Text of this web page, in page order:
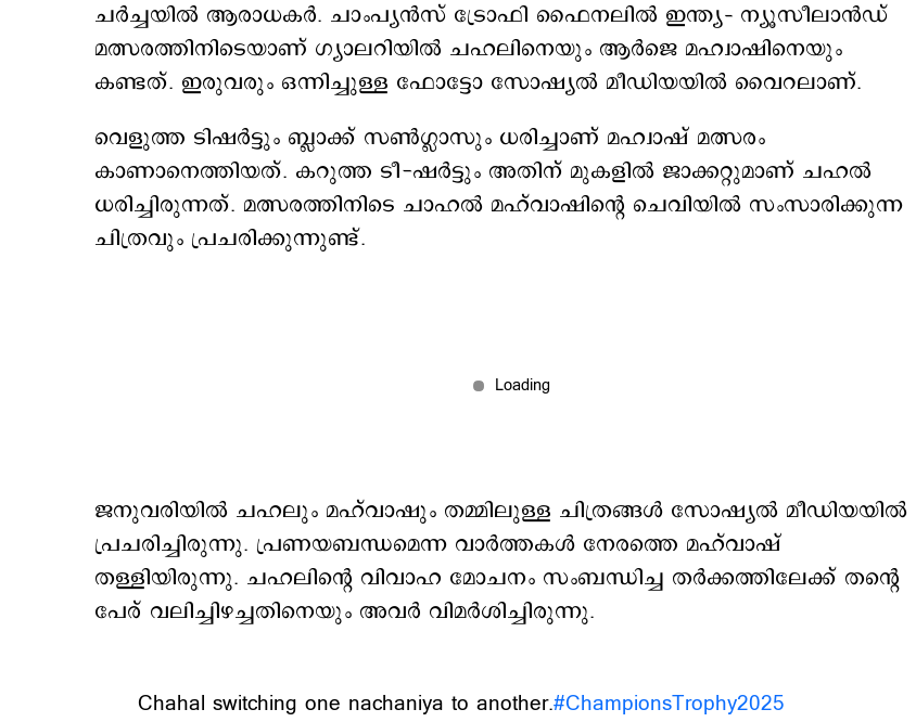
ചര്‍ച്ചയില്‍ ആരാധകര്‍. ചാംപ്യന്‍സ് ട്രോഫി ഫൈനലില്‍ ഇന്ത്യ– ന്യൂസീലാന്‍ഡ്
മത്സരത്തിനിടെയാണ് ഗ്യാലറിയില്‍ ചഹലിനെയും ആർജെ മഹ്വാഷിനെയും
കണ്ടത്. ഇരുവരും ഒന്നിച്ചുള്ള ഫോട്ടോ സോഷ്യല്‍ മീഡിയയില്‍ വൈറലാണ്.
വെളുത്ത ടിഷര്‍ട്ടും ബ്ലാക്ക് സണ്‍ഗ്ലാസും ധരിച്ചാണ് മഹ്വാഷ് മത്സരം
കാണാനെത്തിയത്. കറുത്ത ടീ-ഷർട്ടും അതിന് മുകളിൽ ജാക്കറ്റുമാണ് ചഹല്‍
ധരിച്ചിരുന്നത്. മത്സരത്തിനിടെ ചാഹൽ മഹ്‌വാഷിന്റെ ചെവിയിൽ സംസാരിക്കുന്ന
ചിത്രവും പ്രചരിക്കുന്നുണ്ട്.
ജനുവരിയിൽ ചഹലും മഹ്‍വാഷും തമ്മിലുള്ള ചിത്രങ്ങള്‍ സോഷ്യല്‍ മീഡിയയില്‍
പ്രചരിച്ചിരുന്നു. പ്രണയബന്ധമെന്ന വാര്‍ത്തകള്‍ നേരത്തെ മഹ്‍വാഷ്
തള്ളിയിരുന്നു. ചഹലിന്‍റെ വിവാഹ മോചനം സംബന്ധിച്ച തർക്കത്തിലേക്ക് തന്‍റെ
പേര് വലിച്ചിഴച്ചതിനെയും അവർ വിമർശിച്ചിരുന്നു.
Chahal switching one nachaniya to another.#ChampionsTrophy2025